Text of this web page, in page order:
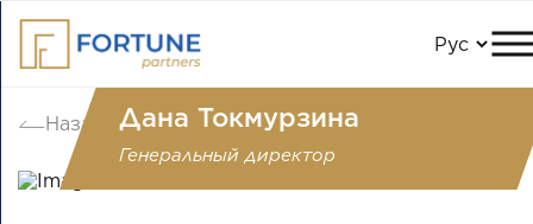
Назад Дана Токмурзина
Генеральный директор